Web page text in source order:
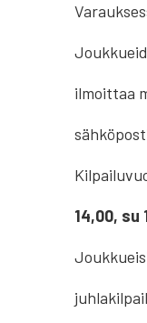
ilmoittaa
14,00, su